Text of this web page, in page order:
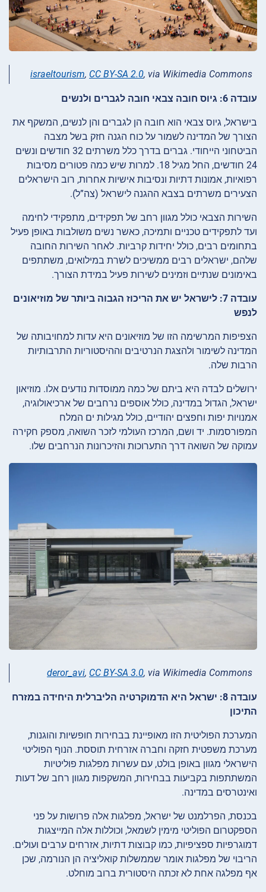
israeltourism, CC BY-SA 2.0, via Wikimedia Commons
עובדה 6: גיוס חובה צבאי חובה לגברים ולנשים
בישראל, גיוס צבאי הוא חובה הן לגברים והן לנשים, המשקף את
הצורך של המדינה לשמור על כוח הגנה חזק בשל מצבה
הביטחוני הייחודי. גברים בדרך כלל משרתים 32 חודשים ונשים
24 חודשים, החל מגיל 18. למרות שיש כמה פטורים מסיבות
רפואיות, אמונות דתיות ונסיבות אישיות אחרות, רוב הישראלים
הצעירים משרתים בצבא ההגנה לישראל (צה”ל).
השירות הצבאי כולל מגוון רחב של תפקידים, מתפקידי לחימה
ועד לתפקידים טכניים ותמיכה, כאשר נשים משולבות באופן פעיל
בתחומים רבים, כולל יחידות קרביות. לאחר השירות החובה
שלהם, ישראלים רבים ממשיכים לשרת במילואים, משתתפים
באימונים שנתיים וזמינים לשירות פעיל במידת הצורך.
עובדה 7: לישראל יש את הריכוז הגבוה ביותר של מוזיאונים
לנפש
הצפיפות המרשימה הזו של מוזיאונים היא עדות למחויבותה של
המדינה לשימור ולהצגת הנרטיבים וההיסטוריות התרבותיות
הרבות שלה.
ירושלים לבדה היא ביתם של כמה ממוסדות נודעים אלו. מוזיאון
ישראל, הגדול במדינה, כולל אוספים נרחבים של ארכיאולוגיה,
אמנויות יפות וחפצים יהודיים, כולל מגילות ים המלח
המפורסמות. יד ושם, המרכז העולמי לזכר השואה, מספק חקירה
עמוקה של השואה דרך התערוכות והזיכרונות הנרחבים שלו.
deror_avi, CC BY-SA 3.0, via Wikimedia Commons
עובדה 8: ישראל היא הדמוקרטיה הליברלית היחידה במזרח
התיכון
המערכת הפוליטית הזו מאופיינת בבחירות חופשיות והוגנות,
מערכת משפטית חזקה וחברה אזרחית תוססת. הנוף הפוליטי
הישראלי מגוון באופן בולט, עם עשרות מפלגות פוליטיות
המשתתפות בקביעות בבחירות, המשקפות מגוון רחב של דעות
ואינטרסים במדינה.
בכנסת, הפרלמנט של ישראל, מפלגות אלה פרושות על פני
הספקטרום הפוליטי מימין לשמאל, וכוללות אלה המייצגות
דמוגרפיות ספציפיות, כמו קבוצות דתיות, אזרחים ערבים ועולים.
הריבוי של מפלגות אומר שממשלות קואליציה הן הנורמה, שכן
אף מפלגה אחת לא זכתה היסטורית ברוב מוחלט.